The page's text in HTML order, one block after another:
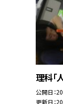
理科「
公開日
更新日